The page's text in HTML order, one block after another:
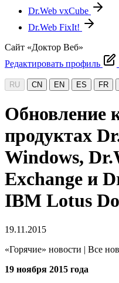
Dr.Web vxCube
Dr.Web FixIt!
Сайт «Доктор Веб»
Редактировать профиль
RU CN EN ES FR
Обновление
продуктах
Windows,
Exchange и
IBM Lotus
19.11.2015
«Горячие» новости | Все
19 ноября 2015 года